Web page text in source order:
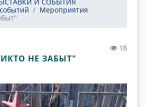
Мероприятия
18
НЕ ЗАБЫТ"